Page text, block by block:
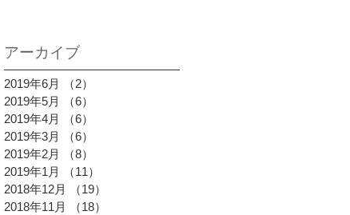
アーカイブ
2019年6月 （2）
2019年5月
（6）
2019年4月
（6）
2019年3月
（6）
2019年2月
（8）
2019年1月
（11）
2018年12月
（19）
2018年11月
（18）